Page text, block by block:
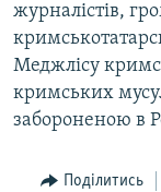
журналістів,
Меджлісу
кримських
забороненою в
Поділитись